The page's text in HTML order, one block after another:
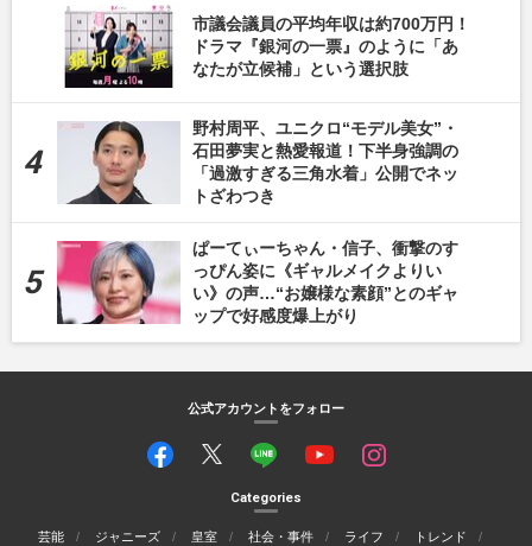
市議会議員の平均年収は約700万円！
ドラマ『銀河の一票』のように「あ
なたが立候補」という選択肢
野村周平、ユニクロ“モデル美女”・
石田夢実と熱愛報道！下半身強調の
「過激すぎる三角水着」公開でネッ
トざわつき
ぱーてぃーちゃん・信子、衝撃のす
っぴん姿に《ギャルメイクよりい
い》の声…“お嬢様な素顔”とのギャ
ップで好感度爆上がり
公式アカウントをフォロー
Categories
芸能 ジャニーズ 皇室 社会・事件 ライフ
トレンド